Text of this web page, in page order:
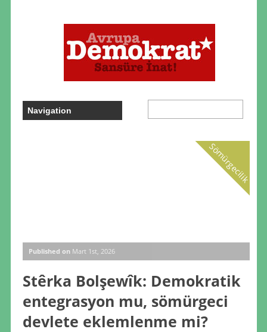
Sömürgecilik
Published onMart 1st, 2026
Stêrka Bolşewîk: Demokratik
entegrasyon mu, sömürgeci
devlete eklemlenme mi?